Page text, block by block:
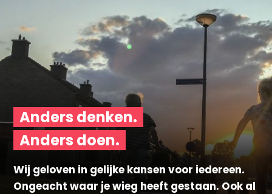
Wij geloven in gelijke kansen voor iedereen.
Ongeacht waar je wieg heeft gestaan. Ook al
Anders denken.
Anders doen.